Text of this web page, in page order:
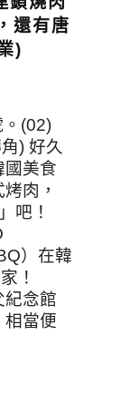
還有唐
)
(02)
) 好久
國美食
肉，
吧！
）在韓
！
紀念館
相當便